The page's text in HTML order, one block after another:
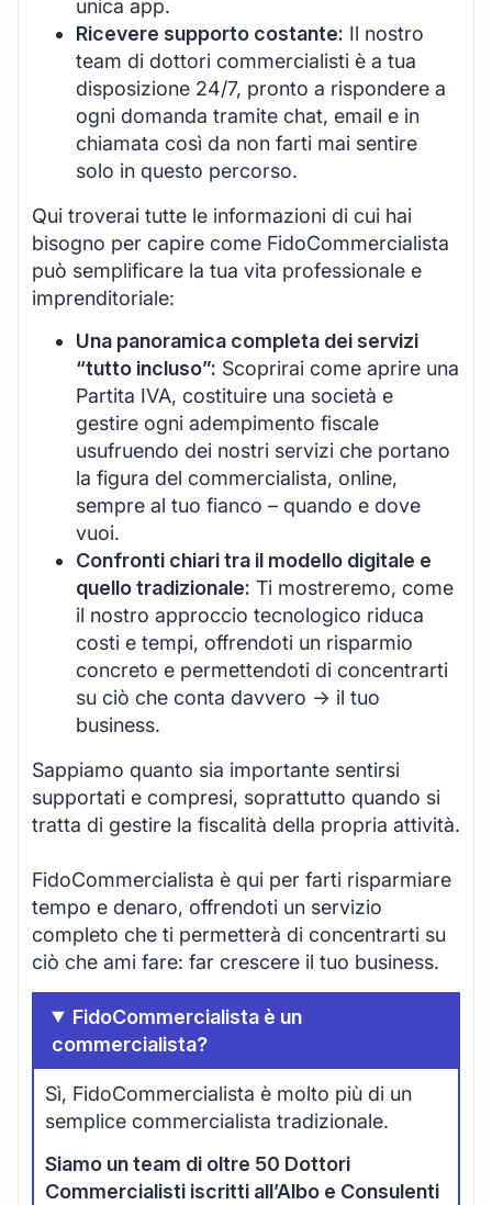
unica app.
Ricevere supporto costante: Il nostro
team di dottori commercialisti è a tua
disposizione 24/7, pronto a rispondere a
ogni domanda tramite chat, email e in
chiamata così da non farti mai sentire
solo in questo percorso.
Qui troverai tutte le informazioni di cui hai
bisogno per capire come FidoCommercialista
può semplificare la tua vita professionale e
imprenditoriale:
Una panoramica completa dei servizi
“tutto incluso”: Scoprirai come aprire una
Partita IVA, costituire una società e
gestire ogni adempimento fiscale
usufruendo dei nostri servizi che portano
la figura del commercialista, online,
sempre al tuo fianco – quando e dove
vuoi.
Confronti chiari tra il modello digitale e
quello tradizionale: Ti mostreremo, come
il nostro approccio tecnologico riduca
costi e tempi, offrendoti un risparmio
concreto e permettendoti di concentrarti
su ciò che conta davvero -> il tuo
business.
Sappiamo quanto sia importante sentirsi
supportati e compresi, soprattutto quando si
tratta di gestire la fiscalità della propria attività.
FidoCommercialista è qui per farti risparmiare
tempo e denaro, offrendoti un servizio
completo che ti permetterà di concentrarti su
ciò che ami fare: far crescere il tuo business.
FidoCommercialista è un
commercialista?
Sì, FidoCommercialista è molto più di un
semplice commercialista tradizionale.
Siamo un team di oltre 50 Dottori
Commercialisti iscritti all’Albo e Consulenti